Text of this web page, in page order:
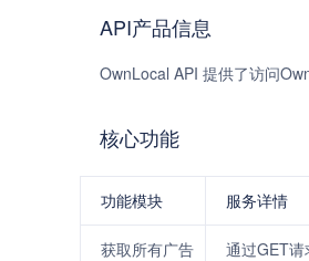
API产品信息
OwnLocal API 提供了访问
核心功能
功能模块 服务详情
获取所有广告 通过GET